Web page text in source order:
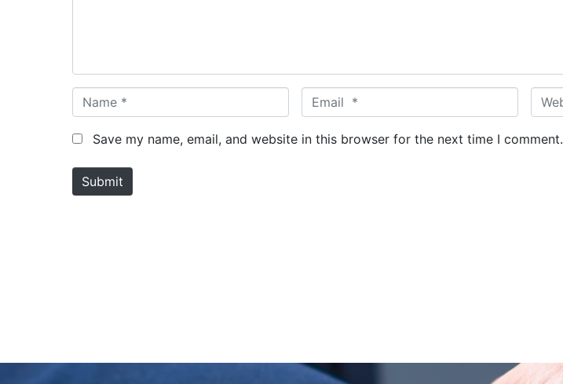
a
m
*
m
a
W
e
b
Save my name, email, and website in this browser for the next time I comment.
Submit